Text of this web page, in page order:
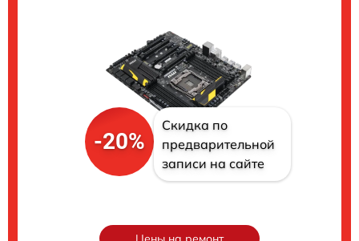
-20%
Скидка по
предварительной
записи на сайте